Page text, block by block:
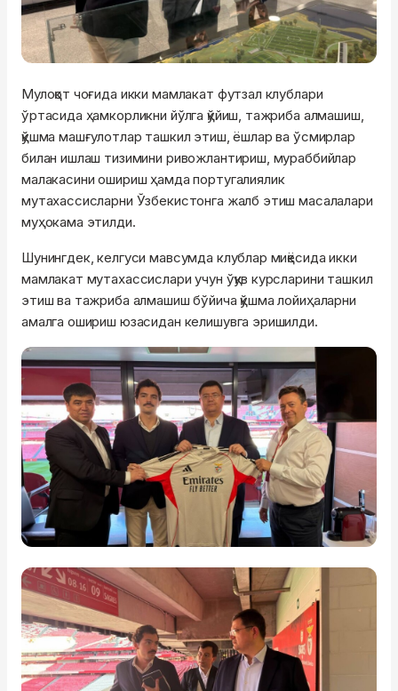
Мулоқот чоғида икки мамлакат футзал клублари
ўртасида ҳамкорликни йўлга қўйиш, тажриба алмашиш,
қўшма машғулотлар ташкил этиш, ёшлар ва ўсмирлар
билан ишлаш тизимини ривожлантириш, мураббийлар
малакасини ошириш ҳамда португалиялик
мутахассисларни Ўзбекистонга жалб этиш масалалари
муҳокама этилди.
Шунингдек, келгуси мавсумда клублар миқёсида икки
мамлакат мутахассислари учун ўқув курсларини ташкил
этиш ва тажриба алмашиш бўйича қўшма лойиҳаларни
амалга ошириш юзасидан келишувга эришилди.